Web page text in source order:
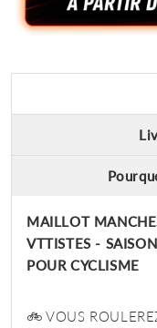
MAILLOT
VTTISTES -
POUR CYCLISME
🚲 VOUS